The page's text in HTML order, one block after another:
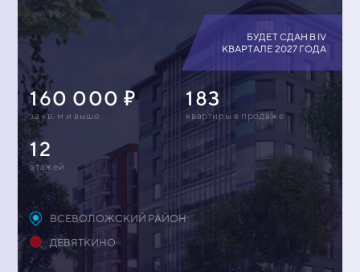
БУДЕТ СДАН В IV
КВАРТАЛЕ 2027 ГОДА
160 000
за кв. м и выше
183
квартиры в продаже
12
этажей
ВСЕВОЛОЖСКИЙ РАЙОН
ДЕВЯТКИНО